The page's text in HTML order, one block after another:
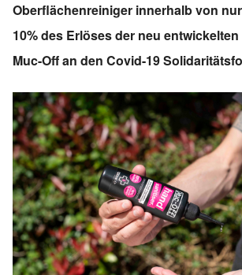
Oberflächenreiniger innerhalb von
10% des Erlöses der neu
Muc-Off an den Covid-19